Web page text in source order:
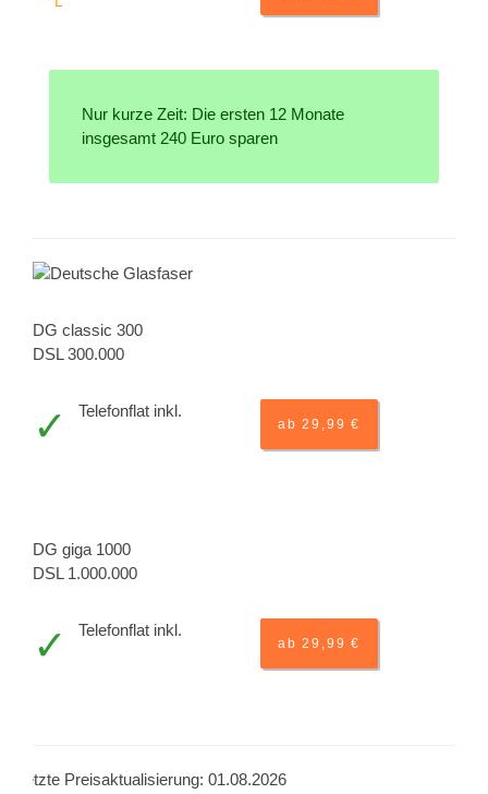
Nur kurze Zeit: Die ersten 12 Monate
insgesamt 240 Euro sparen
DG classic 300
DSL 300.000
Telefonflat inkl.
ab 29,99 €
DG giga 1000
DSL 1.000.000
Telefonflat inkl.
ab 29,99 €
Letzte Preisaktualisierung: 01.08.2026